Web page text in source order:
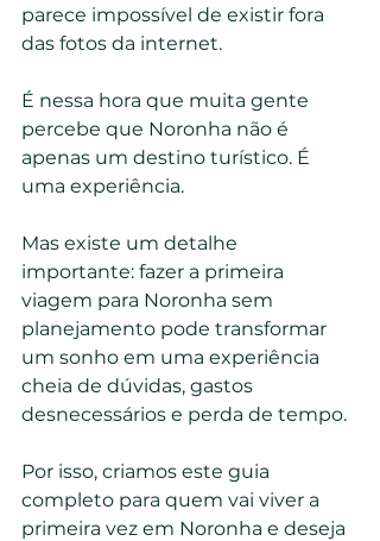
parece impossível de existir fora
das fotos da internet.
É nessa hora que muita gente
percebe que Noronha não é
apenas um destino turístico. É
uma experiência.
Mas existe um detalhe
importante: fazer a primeira
viagem para Noronha sem
planejamento pode transformar
um sonho em uma experiência
cheia de dúvidas, gastos
desnecessários e perda de tempo.
Por isso, criamos este guia
completo para quem vai viver a
primeira vez em Noronha e deseja